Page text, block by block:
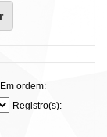
Em ordem:
Registro(s):